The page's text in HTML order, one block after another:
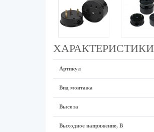
ХАРАКТЕРИСТИКИ
Артикул
Вид монтажа
Высота
Выходное напряжение, В